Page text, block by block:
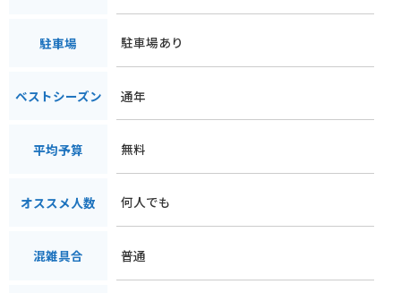
駐車場 駐車場あり
ベストシーズン 通年
平均予算 無料
オススメ人数 何人でも
混雑具合 普通